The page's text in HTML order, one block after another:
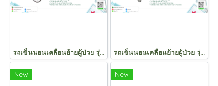
รถเข็นนอนเคลื่อนย้ายผู้ป่วย รุ่น PP038(A) รถเข็นนอนเคลื่อนย้ายผู้ป่วย รุ่น PP037(A)
New New